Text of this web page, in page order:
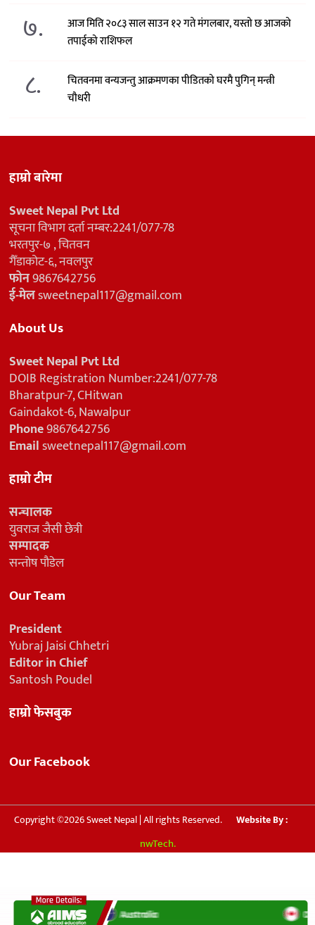
७.
आज मिति २०८३ साल साउन १२ गते मंगलबार, यस्तो छ आजको
तपाईको राशिफल
८.
चितवनमा वन्यजन्तु आक्रमणका पीडितको घरमै पुगिन् मन्त्री
चौधरी
हाम्रो बारेमा
Sweet Nepal Pvt Ltd
सूचना विभाग दर्ता नम्बर:2241/077-78
भरतपुर-७ , चितवन
गैँडाकोट-६, नवलपुर
फोन9867642756
ई-मेलsweetnepal117@gmail.com
About Us
Sweet Nepal Pvt Ltd
DOIB Registration Number:2241/077-78
Bharatpur-7, CHitwan
Gaindakot-6, Nawalpur
Phone9867642756
Emailsweetnepal117@gmail.com
हाम्रो टीम
सन्चालक
युवराज जैसी छेत्री
सम्पादक
सन्तोष पौडेल
Our Team
President
Yubraj Jaisi Chhetri
Editor in Chief
Santosh Poudel
हाम्रो फेसबुक
Our Facebook
Copyright ©2026 Sweet Nepal | All rights Reserved. Website By :
nwTech.